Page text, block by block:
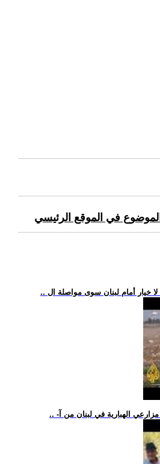
في الموقع الرئيسي
خيار أمام لبنان سوى مواصلة ال
الهبارية في لبنان من آ